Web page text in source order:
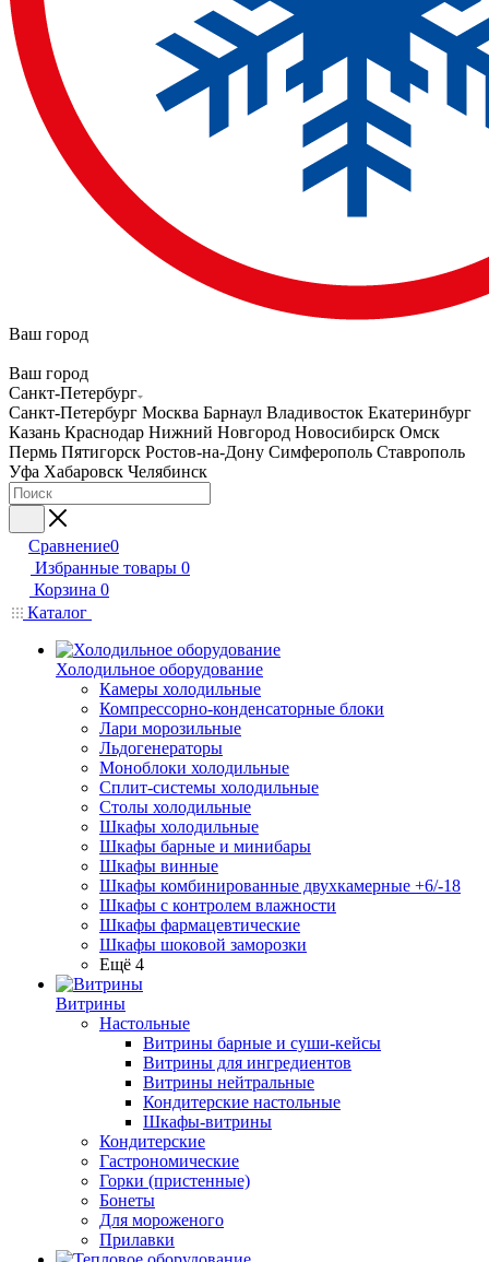
Ваш город
Ваш город
Санкт-Петербург
Санкт-Петербург Москва Барнаул Владивосток Екатеринбург
Казань Краснодар Нижний Новгород Новосибирск Омск
Пермь Пятигорск Ростов-на-Дону Симферополь Ставрополь
Уфа Хабаровск Челябинск
Сравнение0
Избранные товары 0
Корзина 0
Каталог
Холодильное оборудование
Камеры холодильные
Компрессорно-конденсаторные блоки
Лари морозильные
Льдогенераторы
Моноблоки холодильные
Сплит-системы холодильные
Столы холодильные
Шкафы холодильные
Шкафы барные и минибары
Шкафы винные
Шкафы комбинированные двухкамерные +6/-18
Шкафы с контролем влажности
Шкафы фармацевтические
Шкафы шоковой заморозки
Ещё 4
Витрины
Настольные
Витрины барные и суши-кейсы
Витрины для ингредиентов
Витрины нейтральные
Кондитерские настольные
Шкафы-витрины
Кондитерские
Гастрономические
Горки (пристенные)
Бонеты
Для мороженого
Прилавки